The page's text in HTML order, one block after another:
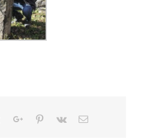
TumblrGoogle+Pinterest
Vk Email